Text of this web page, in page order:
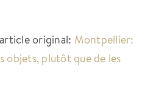
original: Montpellier:
objets, plutôt que de les